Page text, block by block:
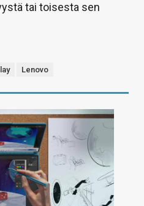
tai toisesta sen
Lenovo